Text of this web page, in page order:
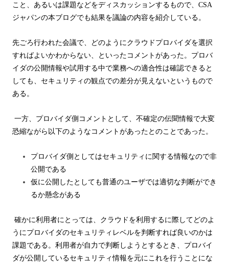
こと、あるいは課題などをディスカッションするもので、 CSA
ジャパンの本ブログでも結果を議論の内容を紹介している。
先ごろ行われた会議で、どのようにクラウドプロバイダを選択
すればよいかわからない、
といったコメントがあった。プロバ
イダの公開情報や試用する中で業務への適合性は確認できると
しても、セキュリティの観点での差分が見えないというもので
ある。
一方、プロバイダ側コメントとして、不確定の伝聞情報で大変
恐縮ながら以下のようなコメントがあったとのことであった。
プロバイダ側としてはセキュリティに関する情報なので非
公開である
仮に公開したとしても普通のユーザでは適切な判断ができ
るか懸念がある
確かに利用者にとっては、クラウドを利用するに際してどのよ
うにプロバイダのセキュリティレベルを判断すれば良いのかは
課題である。利用者が自力で判断しようとするとき、プロバイ
ダが公開しているセキュリティ情報を元にこれを行うことにな